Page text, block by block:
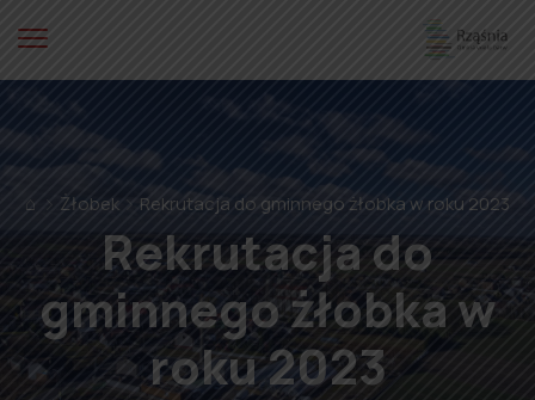
⌂ Żłobek Rekrutacja do gminnego żłobka w roku 2023
Rekrutacja do
gminnego żłobka w
roku 2023